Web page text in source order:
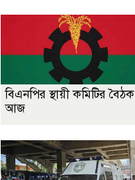
বিএনপির স্থায়ী কমিটির বৈঠক
আজ